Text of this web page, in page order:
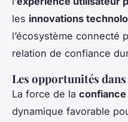
les innovations
l’écosystème connecté
relation de confiance
Les opportunités
La force de la confiance
dynamique favorable